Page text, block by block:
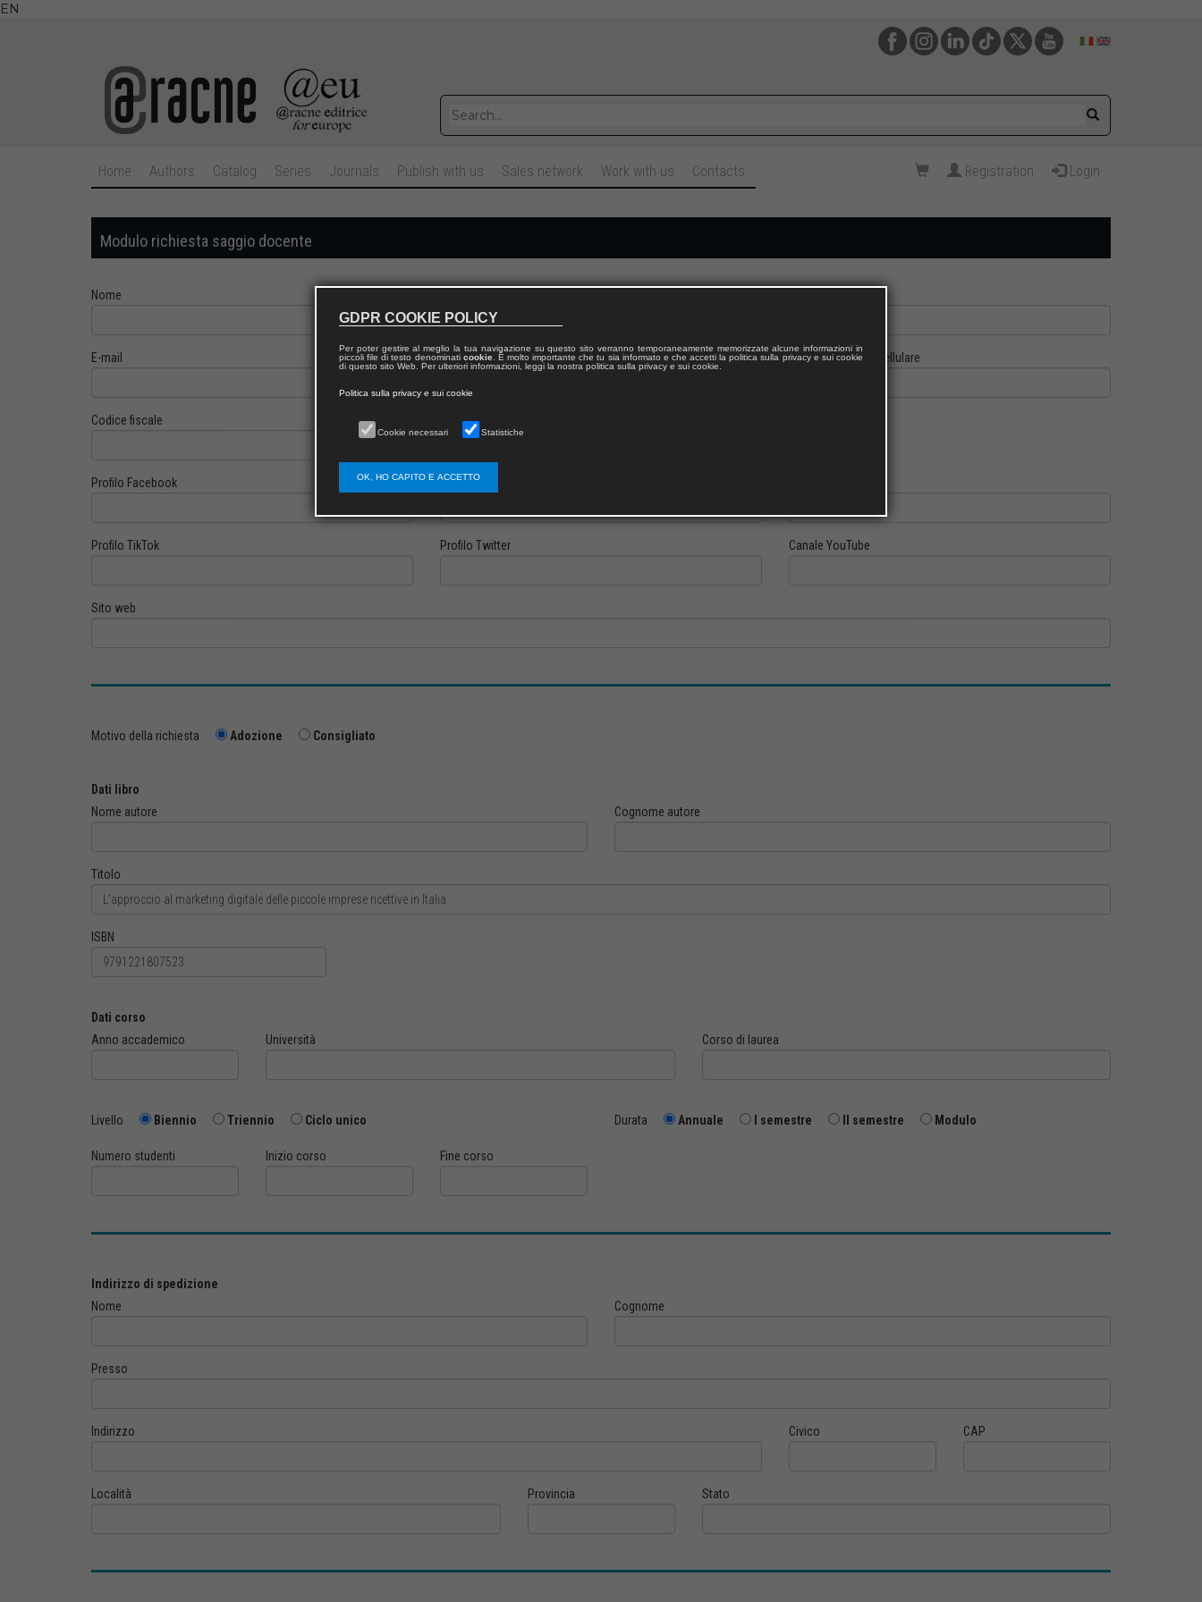
EN
Home Authors Catalog Series Journals Publish with us Sales network Work with us Contacts Registration Login
Modulo richiesta saggio docente
Nome
E-mail Telefono fisso Cellulare
Codice fiscale
Profilo Facebook Profilo Instagram
Profilo TikTok Profilo Twitter Canale YouTube
Sito web
Motivo della richiesta Adozione Consigliato
Dati libro
Nome autore
Cognome autore
Titolo
ISBN
Dati corso
Anno accademico
Università Corso di laurea
Livello Biennio Triennio Ciclo unico Durata Annuale I semestre II semestre Modulo
Numero studenti Inizio corso Fine corso
Indirizzo di spedizione
Nome
Cognome
Presso
Indirizzo Civico CAP
Località Provincia Stato
GDPR COOKIE POLICY
Per poter gestire al meglio la tua navigazione su questo sito verranno temporaneamente memorizzate alcune informazioni in
piccoli file di testo denominati cookie. È molto importante che tu sia informato e che accetti la politica sulla privacy e sui cookie
di questo sito Web. Per ulteriori informazioni, leggi la nostra politica sulla privacy e sui cookie.
Politica sulla privacy e sui cookie
Cookie necessari Statistiche
OK, HO CAPITO E ACCETTO